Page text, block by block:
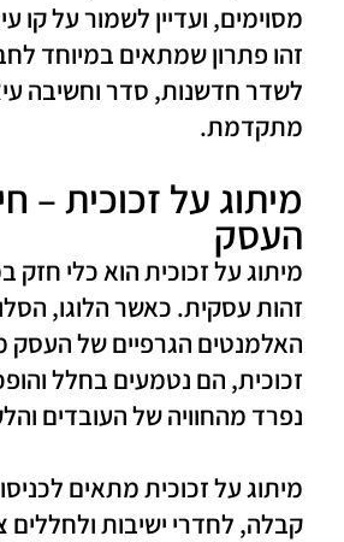
מסוימים, ועדיין לשמור על קו
זהו פתרון שמתאים במיוחד
לשדר חדשנות, סדר וחשיבה
מתקדמת.
מיתוג על זכוכית –
העסק
מיתוג על זכוכית הוא כלי חזק
זהות עסקית. כאשר הלוגו,
האלמנטים הגרפיים של העסק
זכוכית, הם נטמעים בחלל
נפרד מהחוויה של העובדים
מיתוג על זכוכית מתאים
קבלה, לחדרי ישיבות ולחללים